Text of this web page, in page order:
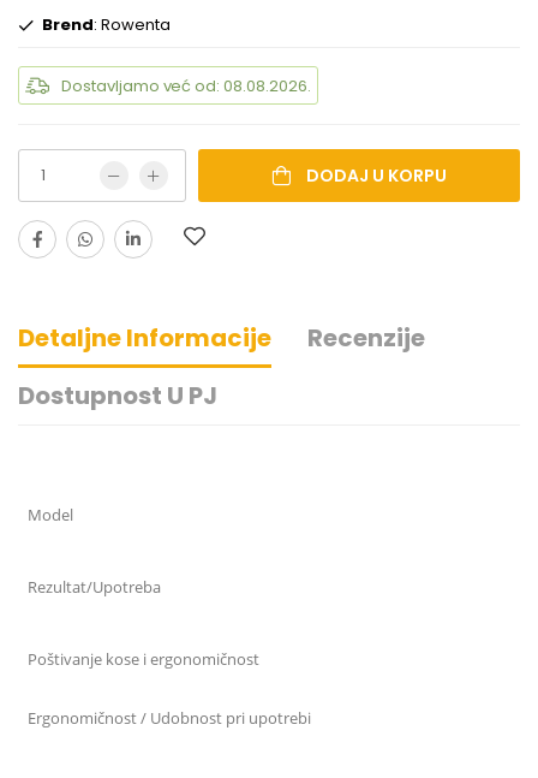
Brend: Rowenta
Dostavljamo već od: 08.08.2026.
DODAJ U KORPU
Detaljne Informacije
Recenzije
Dostupnost U PJ
Model
Rezultat/Upotreba
Poštivanje kose i ergonomičnost
Ergonomičnost / Udobnost pri upotrebi